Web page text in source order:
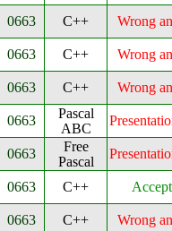
0663 C++ Wrong
0663 C++ Wrong
0663 C++ Wrong
0663
Pascal
ABC
0663
Free
Pascal
0663 C++
0663 C++ Wrong